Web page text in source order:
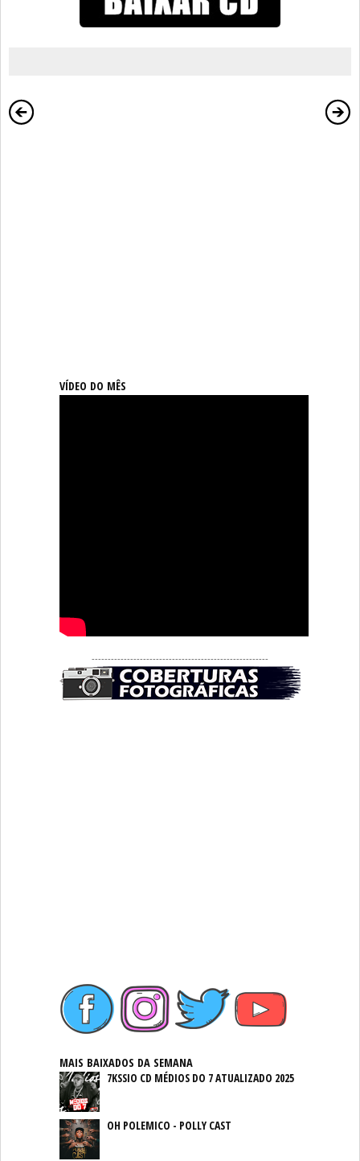
VÍDEO DO MÊS
-------------------------------------------------------
MAIS BAIXADOS DA SEMANA
7KSSIO CD MÉDIOS DO 7 ATUALIZADO 2025
OH POLEMICO - POLLY CAST